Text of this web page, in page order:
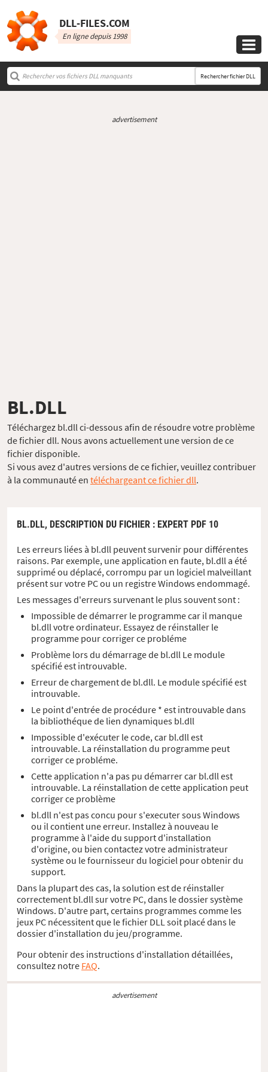
DLL‑FILES.COM
En ligne depuis 1998

Rechercher fichier DLL
advertisement
BL.DLL
Téléchargez bl.dll ci-dessous afin de résoudre votre problème
de fichier dll. Nous avons actuellement une version de ce
fichier disponible.
Si vous avez d'autres versions de ce fichier, veuillez contribuer
à la communauté en téléchargeant ce fichier dll.
BL.DLL, DESCRIPTION DU FICHIER : EXPERT PDF 10
Les erreurs liées à bl.dll peuvent survenir pour différentes
raisons. Par exemple, une application en faute, bl.dll a été
supprimé ou déplacé, corrompu par un logiciel malveillant
présent sur votre PC ou un registre Windows endommagé.
Les messages d'erreurs survenant le plus souvent sont :
Impossible de démarrer le programme car il manque
bl.dll votre ordinateur. Essayez de réinstaller le
programme pour corriger ce probléme
Problème lors du démarrage de bl.dll Le module
spécifié est introuvable.
Erreur de chargement de bl.dll. Le module spécifié est
introuvable.
Le point d'entrée de procédure * est introuvable dans
la bibliothéque de lien dynamiques bl.dll
Impossible d'exécuter le code, car bl.dll est
introuvable. La réinstallation du programme peut
corriger ce probléme.
Cette application n'a pas pu démarrer car bl.dll est
introuvable. La réinstallation de cette application peut
corriger ce problème
bl.dll n'est pas concu pour s'executer sous Windows
ou il contient une erreur. Installez à nouveau le
programme à l'aide du support d'installation
d'origine, ou bien contactez votre administrateur
système ou le fournisseur du logiciel pour obtenir du
support.
Dans la plupart des cas, la solution est de réinstaller
correctement bl.dll sur votre PC, dans le dossier système
Windows. D'autre part, certains programmes comme les
jeux PC nécessitent que le fichier DLL soit placé dans le
dossier d'installation du jeu/programme.
Pour obtenir des instructions d'installation détaillées,
consultez notre FAQ.
advertisement